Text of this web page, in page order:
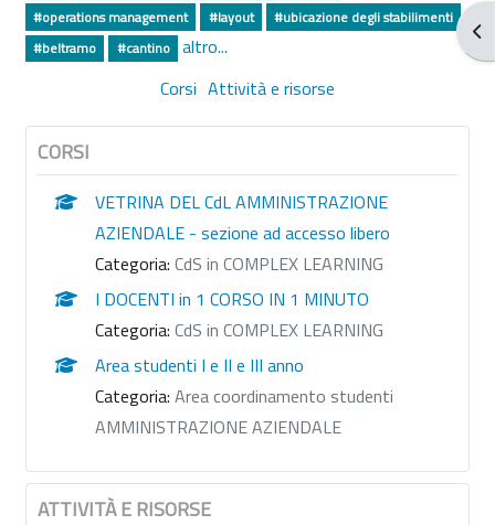
#operations management
#layout
#ubicazione degli stabilimenti
#beltramo
#cantino
altro...
Corsi Attività e risorse
CORSI
VETRINA DEL CdL AMMINISTRAZIONE
AZIENDALE - sezione ad accesso libero
Categoria: CdS in COMPLEX LEARNING
I DOCENTI in 1 CORSO IN 1 MINUTO
Categoria: CdS in COMPLEX LEARNING
Area studenti I e II e III anno
Categoria: Area coordinamento studenti
AMMINISTRAZIONE AZIENDALE
ATTIVITÀ E RISORSE